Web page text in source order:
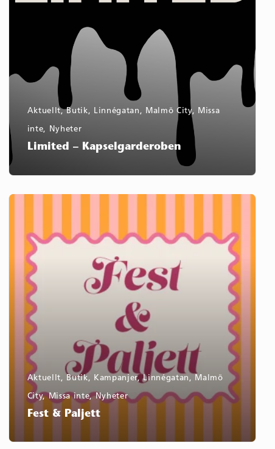
Aktuellt,Butik, Linnégatan , Malmö City, Missa
inte, Nyheter
Limited – Kapselgarderoben
Paljett
Aktuellt, Butik, Kampanjer,Linnégatan , Malmö
City,Missa inte,Nyheter
Fest & Paljett